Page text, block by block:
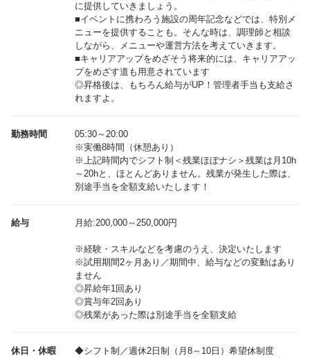
に提供していきましょう。
■イベントに携わろう施設の周年記念などでは、特別メ
ニューを提供することも。そんな時は、調理師と相談
しながら、メニューや運営方法を考えていきます。
■キャリアアップをめざそう将来的には、キャリアアッ
プをめざす道も用意されています
◎昇格後は、もちろん給与がUP！管理者手当も支給さ
れますよ。
勤務時間
05:30～20:00
※実働8時間（休憩あり）
※上記時間内でシフト制＜残業ほぼナシ＞残業は月10h
～20hと、ほとんどありません。残業が発生した際は、
別途手当を全額支給いたします！
給与 月給:200,000～250,000円
※経験・スキルなどを考慮のうえ、決定いたします
※試用期間2ヶ月あり／期間中、給与などの変動はあり
ません
◎昇給年1回あり
◎賞与年2回あり
◎残業があった際は別途手当を全額支給
休日・休暇
◆シフト制／週休2日制（月8～10日）希望休制度